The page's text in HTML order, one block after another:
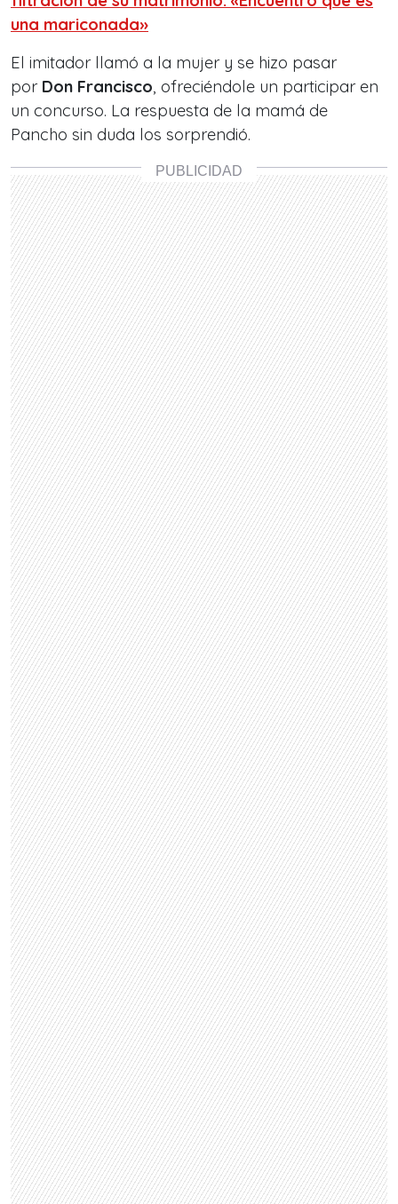
una mariconada»
El imitador llamó a la mujer y se hizo pasar
por Don Francisco , ofreciéndole un participar en
un concurso. La respuesta de la mamá de
Pancho sin duda los sorprendió.